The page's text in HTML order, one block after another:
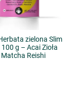
zielona Slim
100 g – Acai Zioła
Matcha Reishi